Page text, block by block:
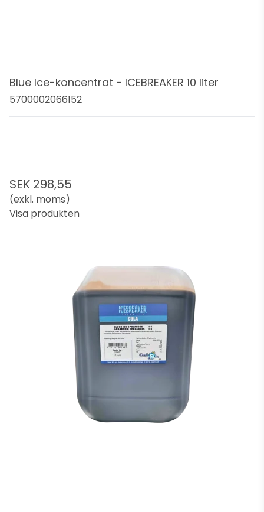
Blue Ice-koncentrat - ICEBREAKER 10 liter
5700002066152
SEK 298,55
(exkl. moms)
Visa produkten